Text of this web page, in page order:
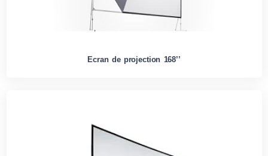
Ecran de projection 168’’